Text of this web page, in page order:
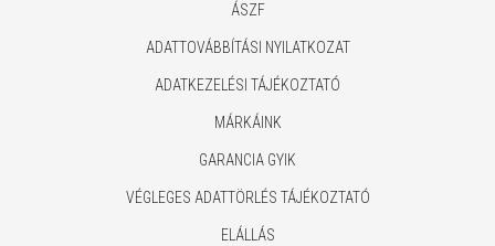
ÁSZF
ADATTOVÁBBÍTÁSI NYILATKOZAT
ADATKEZELÉSI TÁJÉKOZTATÓ
MÁRKÁINK
GARANCIA GYIK
VÉGLEGES ADATTÖRLÉS TÁJÉKOZTATÓ
ELÁLLÁS